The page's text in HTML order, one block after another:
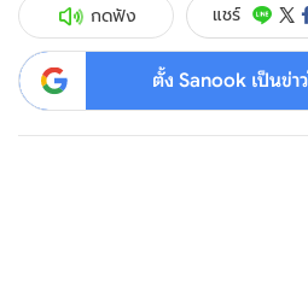
กดฟัง แชร์
ตั้ง Sanook เป็นข่